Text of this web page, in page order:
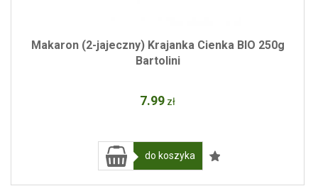
Makaron (2-jajeczny) Krajanka Cienka BIO 250g
Bartolini
7.99 zł
do koszyka